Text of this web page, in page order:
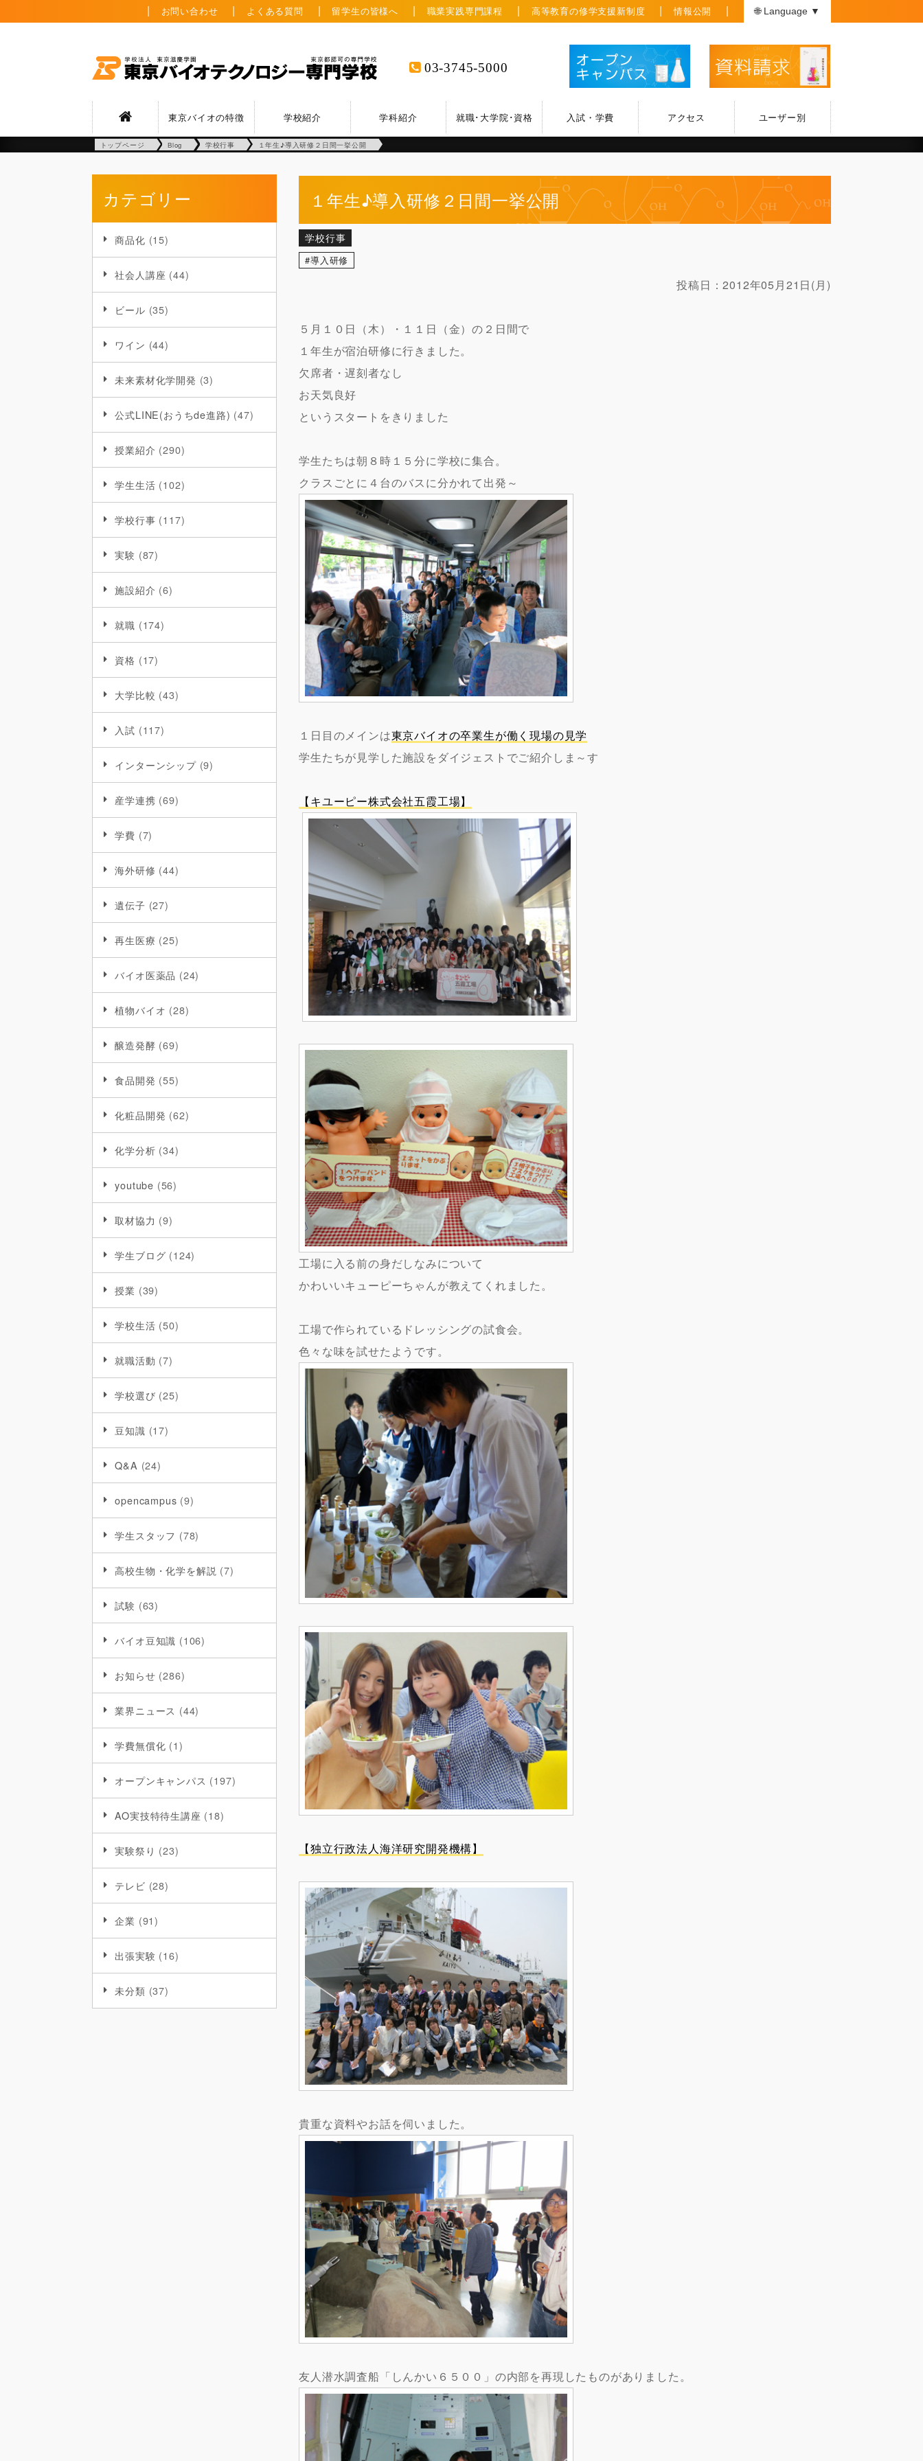
お問い合わせ よくある質問 留学生の皆様へ 職業実践専門課程 高等教育の修学支援新制度 情報公開 🌐 Language ▼
03-3745-5000
東京バイオの特徴 学校紹介 学科紹介 就職･大学院･資格 入試・学費 アクセス ユーザー別
トップページ Blog 学校行事 １年生♪導入研修２日間一挙公開
カテゴリー
商品化 (15)
社会人講座 (44)
ビール (35)
ワイン (44)
未来素材化学開発 (3)
公式LINE(おうちde進路) (47)
授業紹介 (290)
学生生活 (102)
学校行事 (117)
実験 (87)
施設紹介 (6)
就職 (174)
資格 (17)
大学比較 (43)
入試 (117)
インターンシップ(9)
産学連携 (69)
学費 (7)
海外研修 (44)
遺伝子 (27)
再生医療 (25)
バイオ医薬品 (24)
植物バイオ (28)
醸造発酵 (69)
食品開発 (55)
化粧品開発 (62)
化学分析 (34)
youtube (56)
取材協力 (9)
学生ブログ (124)
授業 (39)
学校生活 (50)
就職活動 (7)
学校選び (25)
豆知識 (17)
Q&A (24)
opencampus (9)
学生スタッフ (78)
高校生物・化学を解説 (7)
試験 (63)
バイオ豆知識 (106)
お知らせ (286)
業界ニュース (44)
学費無償化 (1)
オープンキャンパス (197)
AO実技特待生講座 (18)
実験祭り (23)
テレビ (28)
企業 (91)
出張実験 (16)
未分類 (37)
１年生♪導入研修２日間一挙公開
学校行事
導入研修
投稿日：2012年05月21日(月)
５月１０日（木）・１１日（金）の２日間で
１年生が宿泊研修に行きました。
欠席者・遅刻者なし
お天気良好
というスタートをきりました
学生たちは朝８時１５分に学校に集合。
クラスごとに４台のバスに分かれて出発～
１日目のメインは東京バイオの卒業生が働く現場の見学
学生たちが見学した施設をダイジェストでご紹介しま～す
【キユーピー株式会社五霞工場】
工場に入る前の身だしなみについて
かわいいキューピーちゃんが教えてくれました。
工場で作られているドレッシングの試食会。
色々な味を試せたようです。
【独立行政法人海洋研究開発機構】
貴重な資料やお話を伺いました。
友人潜水調査船「しんかい６５００」の内部を再現したものがありました。